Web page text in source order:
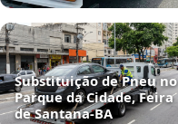
Substituição de Pneu no
Parque da Cidade, Feira
de Santana‑BA